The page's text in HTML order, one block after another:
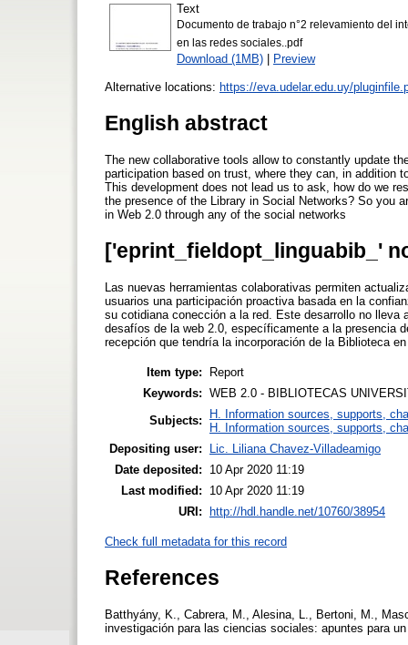
Text
Documento de trabajo n°2 relevamiento del
en las redes sociales..pdf
Download (1MB) | Preview
Alternative locations: https://eva.udelar.edu.uy/
English abstract
The new collaborative tools allow to constantly update
participation based on trust, where they can, in addition
This development does not lead us to ask, how do we
the presence of the Library in Social Networks? So you
in Web 2.0 through any of the social networks
['eprint_fieldopt_linguabib_'
Las nuevas herramientas colaborativas permiten
usuarios una participación proactiva basada en la
su cotidiana conección a la red. Este desarrollo no
desafíos de la web 2.0, específicamente a la presencia
recepción que tendría la incorporación de la Biblioteca
Item type:
Report
Keywords: WEB 2.0 - BIBLIOTECAS
Subjects:
H. Information sources, supports,
H. Information sources, supports,
Depositing user:
Lic. Liliana Chavez-Villadeamigo
Date deposited:
10 Apr 2020 11:19
Last modified:
10 Apr 2020 11:19
URI:
http://hdl.handle.net/10760/38954
Check full metadata for this record
References
Batthyány, K., Cabrera, M., Alesina, L., Bertoni, M.,
investigación para las ciencias sociales: apuntes para